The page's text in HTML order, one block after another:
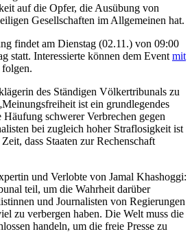
auf die Opfer, die Ausübung von
Gesellschaften im Allgemeinen hat.
findet am Dienstag (02.11.) von 09:00
statt. Interessierte können dem Event mit
folgen.
des Ständigen Völkertribunals zu
ist ein grundlegendes
schwerer Verbrechen gegen
bei zugleich hoher Straflosigkeit ist
dass Staaten zur Rechenschaft
und Verlobte von Jamal Khashoggi:
teil, um die Wahrheit darüber
und Journalisten von Regierungen
zu verbergen haben. Die Welt muss die
handeln, um die freie Presse zu